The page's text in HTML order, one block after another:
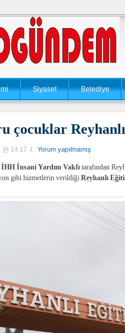
Siyaset Belediye
çocuklar
@ 14:17 / Yorum yapılmamış
İnsani Yardım Vakfı tarafından
gibi hizmetlerin verildiği Reyhanlı